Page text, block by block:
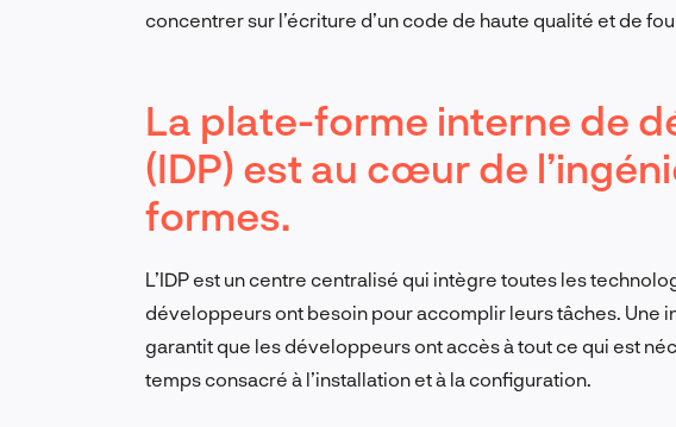
concentrer sur l’écriture d’un code de haute qualité et de
La plate-forme interne de
(IDP) est au cœur de
formes.
L’IDP est un centre centralisé qui intègre toutes les
développeurs ont besoin pour accomplir leurs tâches. Une
garantit que les développeurs ont accès à tout ce qui est
temps consacré à l’installation et à la configuration.